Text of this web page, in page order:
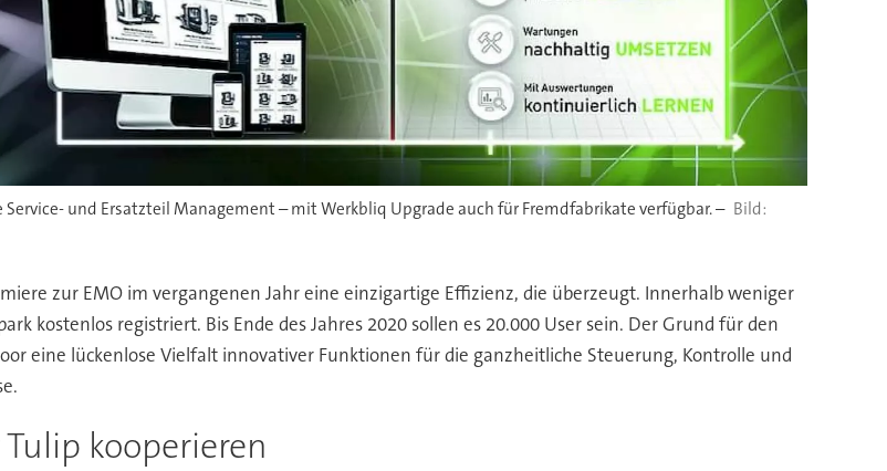
und Ersatzteil Management – mit Werkbliq Upgrade auch für Fremdfabrikate verfügbar. –
zur EMO im vergangenen Jahr eine einzigartige Effizienz, die überzeugt. Innerhalb weniger
kostenlos registriert. Bis Ende des Jahres 2020 sollen es 20.000 User sein. Der Grund für den
eine lückenlose Vielfalt innovativer Funktionen für die ganzheitliche Steuerung, Kontrolle und
kooperieren